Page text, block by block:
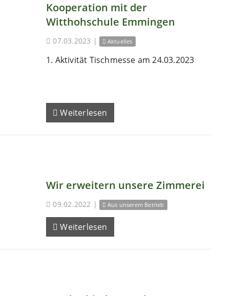
Kooperation mit der
Witthohschule Emmingen
07.03.2023 | Aktuelles
1. Aktivität Tischmesse am 24.03.2023
Weiterlesen
Wir erweitern unsere Zimmerei
09.02.2022 | Aus unserem Betrieb
Weiterlesen